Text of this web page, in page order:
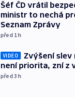
Šéf ČD vrátil
ministr to nechá
Seznam Zprávy
před 1h
VIDEO
Zvýšení slev
není priorita, zní z
před 3h